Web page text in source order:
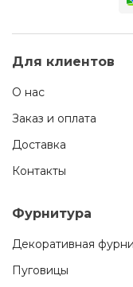
Для клиентов
О нас
Заказ и оплата
Доставка
Контакты
Фурнитура
Декоративная
Пуговицы